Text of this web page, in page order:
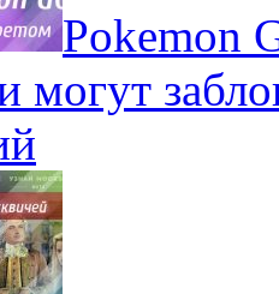
Pokеmon
могут